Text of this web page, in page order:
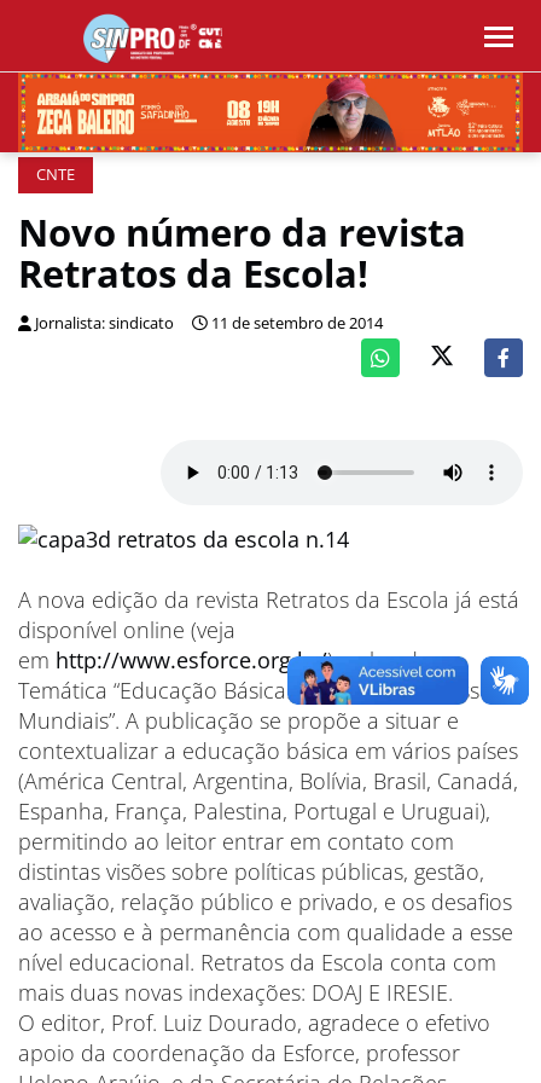
CNTE
Novo número da revista
Retratos da Escola!
Jornalista: sindicato 11 de setembro de 2014
A nova edição da revista Retratos da Escola já está
disponível online (veja
em http://www.esforce.org.br/) e aborda a
Temática “Educação Básica: Políticas e Processos
Mundiais”. A publicação se propõe a situar e
contextualizar a educação básica em vários países
(América Central, Argentina, Bolívia, Brasil, Canadá,
Espanha, França, Palestina, Portugal e Uruguai),
permitindo ao leitor entrar em contato com
distintas visões sobre políticas públicas, gestão,
avaliação, relação público e privado, e os desafios
ao acesso e à permanência com qualidade a esse
nível educacional. Retratos da Escola conta com
mais duas novas indexações: DOAJ E IRESIE.
O editor, Prof. Luiz Dourado, agradece o efetivo
apoio da coordenação da Esforce, professor